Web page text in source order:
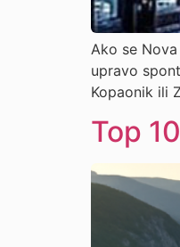
Ako se
upravo
Kopaonik ili
Top